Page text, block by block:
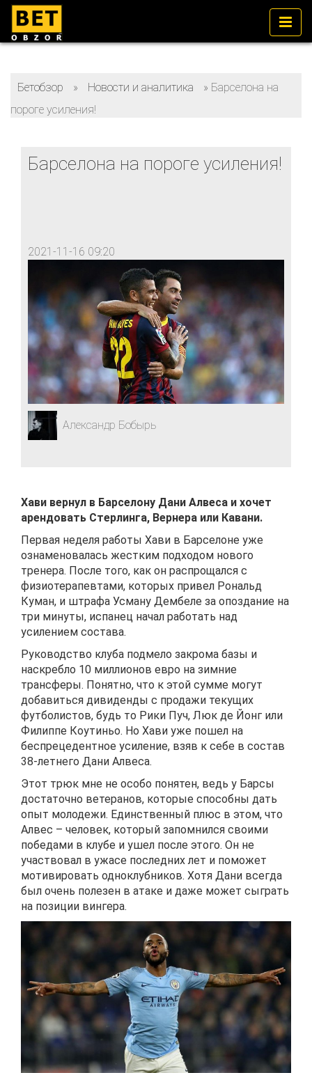
Бетобзор » Новости и аналитика » Барселона на
пороге усиления!
Барселона на пороге усиления!
2021-11-16 09:20
Александр Бобырь
Хави вернул в Барселону Дани Алвеса и хочет
арендовать Стерлинга, Вернера или Кавани.
Первая неделя работы Хави в Барселоне уже
ознаменовалась жестким подходом нового
тренера. После того, как он распрощался с
физиотерапевтами, которых привел Рональд
Куман, и штрафа Усману Дембеле за опоздание на
три минуты, испанец начал работать над
усилением состава.
Руководство клуба подмело закрома базы и
наскребло 10 миллионов евро на зимние
трансферы. Понятно, что к этой сумме могут
добавиться дивиденды с продажи текущих
футболистов, будь то Рики Пуч, Люк де Йонг или
Филиппе Коутиньо. Но Хави уже пошел на
беспрецедентное усиление, взяв к себе в состав
38-летнего Дани Алвеса.
Этот трюк мне не особо понятен, ведь у Барсы
достаточно ветеранов, которые способны дать
опыт молодежи. Единственный плюс в этом, что
Алвес – человек, который запомнился своими
победами в клубе и ушел после этого. Он не
участвовал в ужасе последних лет и поможет
мотивировать одноклубников. Хотя Дани всегда
был очень полезен в атаке и даже может сыграть
на позиции вингера.